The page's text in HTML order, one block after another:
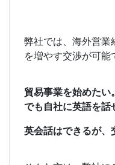
弊社では、海外営業
を増やす交渉が可能
貿易事業を始めたい。
でも自社に英語を
英会話はできるが